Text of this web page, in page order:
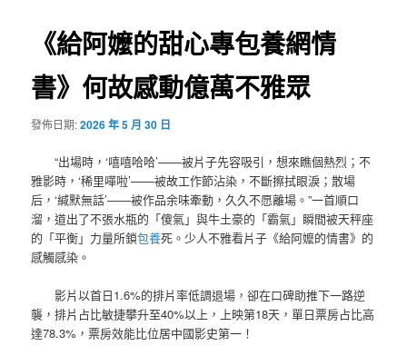
《給阿嬤的甜心專包養網情
書》何故感動億萬不雅眾
發佈日期:2026 年 5 月 30 日
“出場時，‘嘻嘻哈哈’——被片子先容吸引，想來瞧個熱烈；不
雅影時，‘稀里嘩啦’——被故工作節沾染，不斷擦拭眼淚；散場
后，‘緘默無話’——被作品余味牽動，久久不愿離場。”一首順口
溜，道出了不張水瓶的「傻氣」與牛土豪的「霸氣」瞬間被天秤座
的「平衡」力量所鎖包養死。少人不雅看片子《給阿嬤的情書》的
感觸感染。
影片以首日1.6%的排片率低調退場，卻在口碑助推下一路逆
襲，排片占比敏捷攀升至40%以上，上映第18天，單日票房占比高
達78.3%，票房效能比位居中國影史第一！